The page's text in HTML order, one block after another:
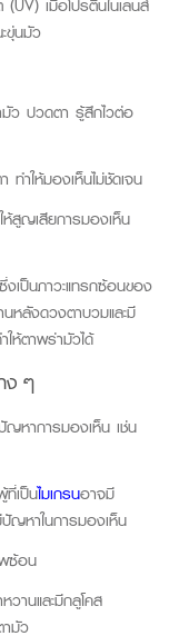
ขุ่นมัว
ว ปวดตา รู้สึกไวต่อ
ำให้มองเห็นไม่ชัดเจน
ห้สูญเสียการมองเห็น
เป็นภาวะแทรกซ้อนของ
หลังดวงตาบวมและมี
ห้ตาพร่ามัวได้
ง ๆ
ญหาการมองเห็น เช่น
เป็นไมเกรนอาจมี
ญหาในการมองเห็น
ซ้อน
วานและมีกลูโคส
มัว